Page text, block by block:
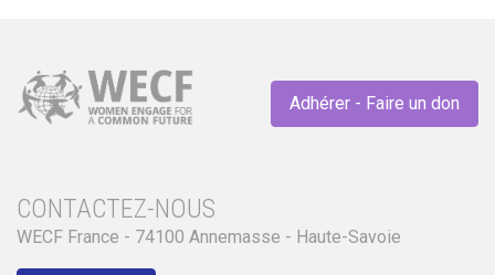
Adhérer - Faire un don
CONTACTEZ-NOUS
WECF France - 74100 Annemasse - Haute-Savoie